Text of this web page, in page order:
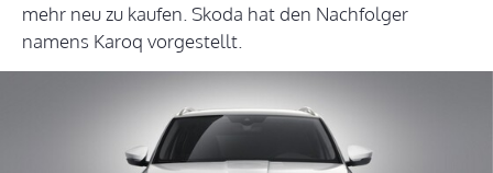
mehr neu zu kaufen. Skoda hat den Nachfolger
namens Karoq vorgestellt.